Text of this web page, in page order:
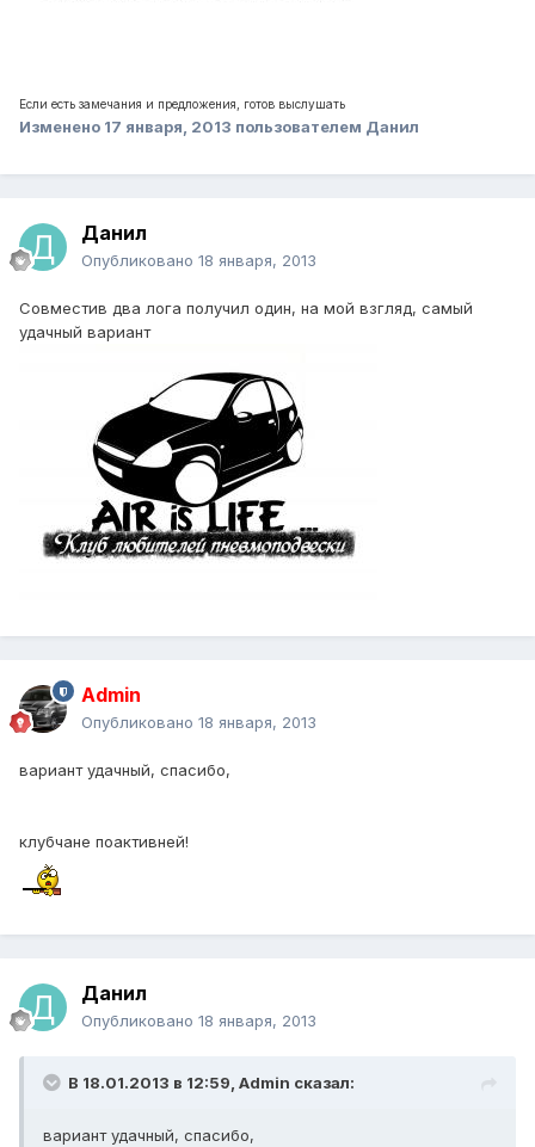
Если есть замечания и предложения, готов выслушать
Изменено 17 января, 2013 пользователем Данил
Данил
Опубликовано 18 января, 2013
Совместив два лога получил один, на мой взгляд, самый
удачный вариант
Admin
Опубликовано 18 января, 2013
вариант удачный, спасибо,
клубчане поактивней!
Данил
Опубликовано 18 января, 2013
В 18.01.2013 в 12:59, Admin сказал:
вариант удачный, спасибо,